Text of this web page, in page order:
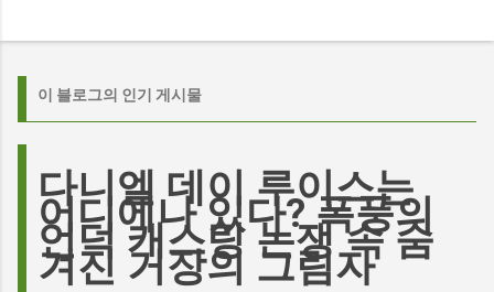
이 블로그의 인기 게시물
다니엘 데이 루이스는
어디에나 있다? 폭풍의
언덕 캐스팅 논쟁 속 숨
겨진 거장의 그림자